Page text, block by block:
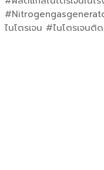
ไนโตรเจน #ไนโตรเจน